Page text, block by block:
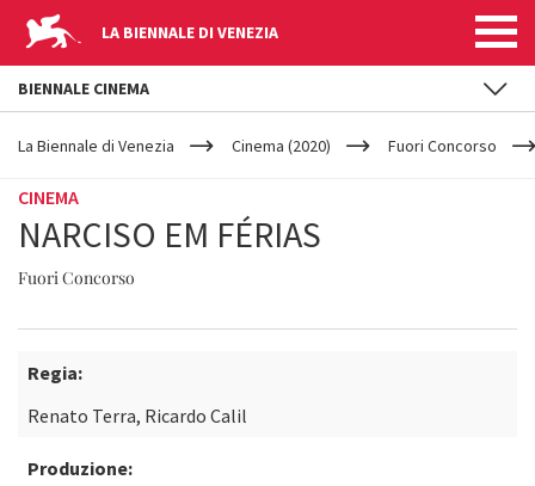
LA BIENNALE DI VENEZIA
YOUR
ARE
La Biennale di Venezia Cinema (2020) Fuori Concorso
CINEMA
NARCISO EM FÉRIAS
Fuori Concorso
Regia:
Renato Terra, Ricardo Calil
Produzione:
BIENNALE CINEMA